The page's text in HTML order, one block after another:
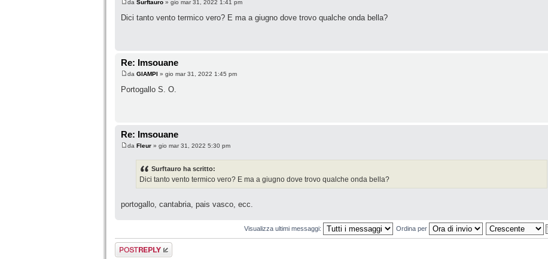
da Surftauro » gio mar 31, 2022 1:41 pm
Dici tanto vento termico vero? E ma a giugno dove trovo qualche onda bella?
Re: Imsouane
da GIAMPI » gio mar 31, 2022 1:45 pm
Portogallo S. O.
Re: Imsouane
da Fleur » gio mar 31, 2022 5:30 pm
Surftauro ha scritto:
Dici tanto vento termico vero? E ma a giugno dove trovo qualche onda bella?
portogallo, cantabria, pais vasco, ecc.
Visualizza ultimi messaggi: Ordina per
Rispondi al
messaggio